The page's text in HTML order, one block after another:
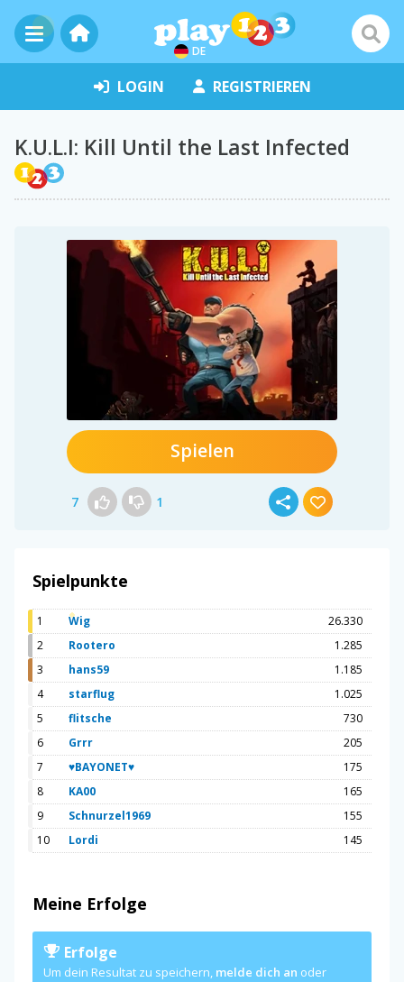
DE
LOGIN REGISTRIEREN
K.U.L.I: Kill Until the Last Infected
Spielen
7 1
Spielpunkte
1 Wig
26.330
2
Rootero
1.285
3
hans59
1.185
4
starflug
1.025
5
flitsche
730
6
Grrr
205
7
♥BAYONET♥
175
8
KA00
165
9
Schnurzel1969
155
10
Lordi 145
Meine Erfolge
Erfolge
Um dein Resultat zu speichern, melde dich an oder